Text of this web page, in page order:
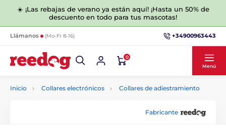
☀️ ¡Las rebajas de verano ya están aquí! ¡Hasta un 50% de
descuento en todo para tus mascotas!
Llámanos (Mo-Fr 8-16) +34900963443
0
Menú
Inicio Collares electrónicos Collares de adiestramiento
Fabricante